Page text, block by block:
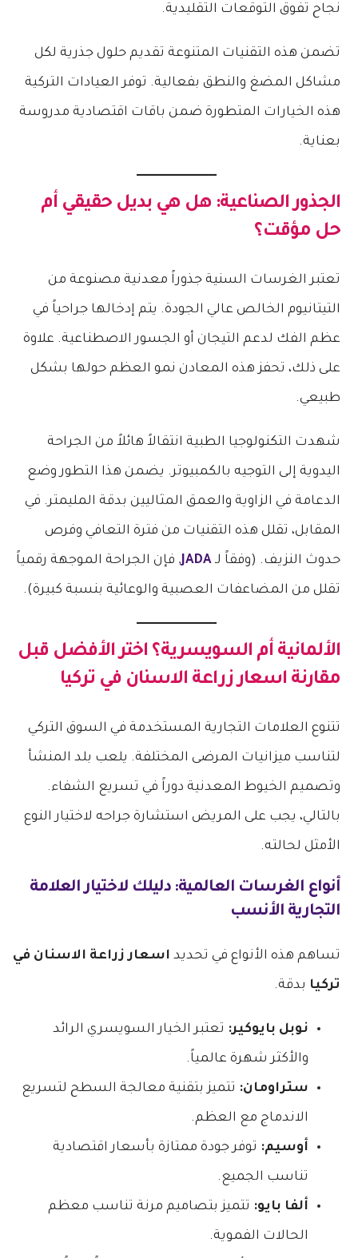
نجاح تفوق التوقعات التقليدية.
تضمن هذه التقنيات المتنوعة تقديم حلول جذرية لكل
مشاكل المضغ والنطق بفعالية. توفر العيادات التركية
هذه الخيارات المتطورة ضمن باقات اقتصادية مدروسة
بعناية.
الجذور الصناعية: هل هي بديل حقيقي أم
حل مؤقت؟
تعتبر الغرسات السنية جذوراً معدنية مصنوعة من
التيتانيوم الخالص عالي الجودة. يتم إدخالها جراحياً في
عظم الفك لدعم التيجان أو الجسور الاصطناعية. علاوة
على ذلك، تحفز هذه المعادن نمو العظم حولها بشكل
طبيعي.
شهدت التكنولوجيا الطبية انتقالاً هائلاً من الجراحة
اليدوية إلى التوجيه بالكمبيوتر. يضمن هذا التطور وضع
الدعامة في الزاوية والعمق المثاليين بدقة المليمتر. في
المقابل، تقلل هذه التقنيات من فترة التعافي وفرص
حدوث النزيف. (وفقاً لـJADA, فإن الجراحة الموجهة رقمياً
تقلل من المضاعفات العصبية والوعائية بنسبة كبيرة).
الألمانية أم السويسرية؟ اختر الأفضل قبل
مقارنة اسعار زراعة الاسنان في تركيا
تتنوع العلامات التجارية المستخدمة في السوق التركي
لتناسب ميزانيات المرضى المختلفة. يلعب بلد المنشأ
وتصميم الخيوط المعدنية دوراً في تسريع الشفاء.
بالتالي، يجب على المريض استشارة جراحه لاختيار النوع
الأمثل لحالته.
أنواع الغرسات العالمية: دليلك لاختيار العلامة
التجارية الأنسب
تساهم هذه الأنواع في تحديد اسعار زراعة الاسنان في
تركيا بدقة.
نوبل بايوكير: تعتبر الخيار السويسري الرائد
والأكثر شهرة عالمياً.
ستراومان: تتميز بتقنية معالجة السطح لتسريع
الاندماج مع العظم.
أوسيم: توفر جودة ممتازة بأسعار اقتصادية
تناسب الجميع.
ألفا بايو: تتميز بتصاميم مرنة تناسب معظم
الحالات الفموية.